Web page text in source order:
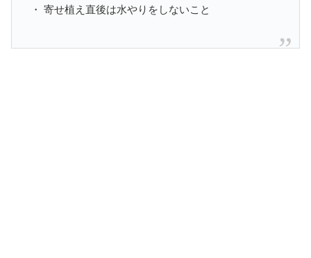
・ 寄せ植え直後は水やりをしないこと